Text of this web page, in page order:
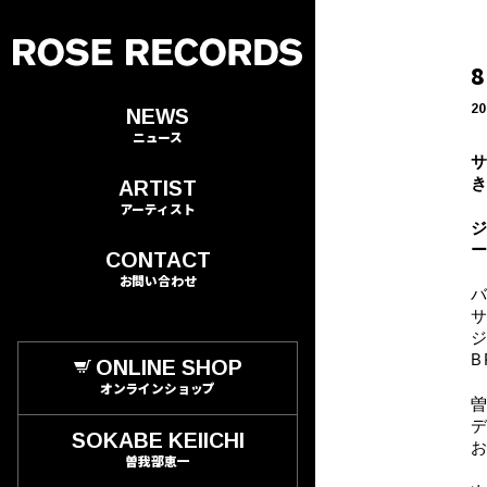
NEWS
ニュース
ARTIST
アーティスト
CONTACT
お問い合わせ
ONLINE SHOP
オンラインショップ
SOKABE KEIICHI
曽我部恵一